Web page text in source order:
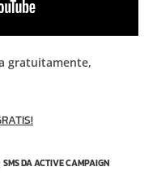
gratuitamente,
SMS DA ACTIVE CAMPAIGN